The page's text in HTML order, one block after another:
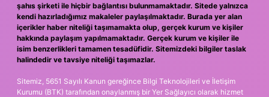
şahıs şirketi ile hiçbir bağlantısı bulunmamaktadır. Sitede yalnızca
kendi hazırladığımız makaleler paylaşılmaktadır. Burada yer alan
içerikler haber niteliği taşımamakta olup, gerçek kurum ve kişiler
hakkında paylaşım yapılmamaktadır. Gerçek kurum ve kişiler ile
isim benzerlikleri tamamen tesadüfidir. Sitemizdeki bilgiler taslak
halindedir ve tavsiye niteliği taşımazlar.
Sitemiz, 5651 Sayılı Kanun gereğince Bilgi Teknolojileri ve İletişim
Kurumu (BTK) tarafından onaylanmış bir Yer Sağlayıcı olarak hizmet